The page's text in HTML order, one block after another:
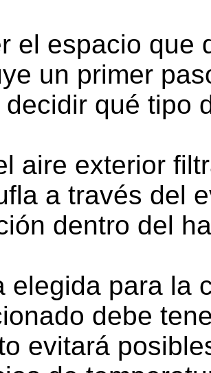
el espacio que
un primer
decidir qué tipo
aire exterior
a través del
dentro del
elegida para la
debe
evitará